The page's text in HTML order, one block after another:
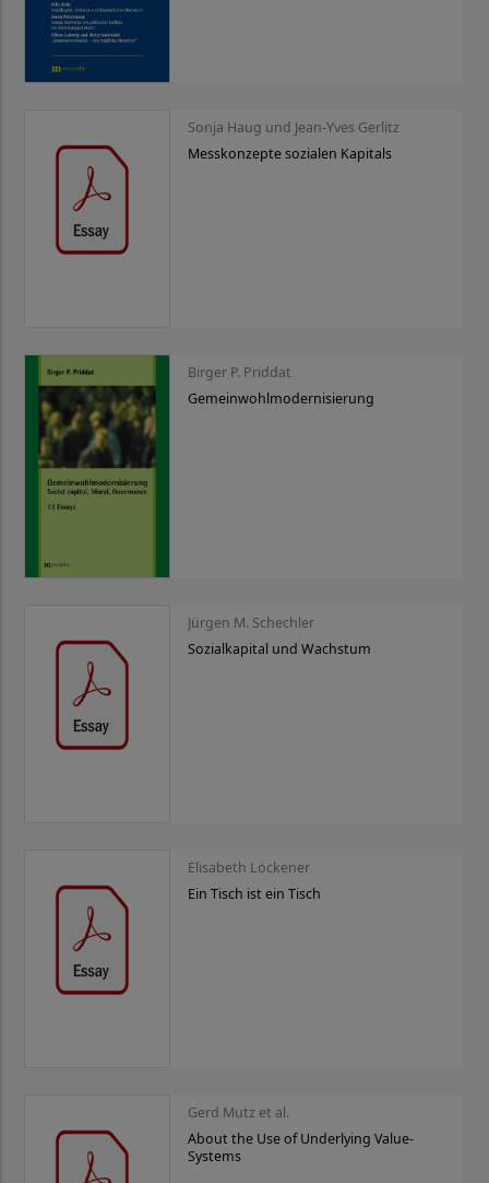
Sonja Haug und Jean-Yves Gerlitz
Messkonzepte sozialen Kapitals
Birger P. Priddat
Gemeinwohlmodernisierung
Jürgen M. Schechler
Sozialkapital und Wachstum
Elisabeth Löckener
Ein Tisch ist ein Tisch
Gerd Mutz et al.
About the Use of Underlying Value-
Systems